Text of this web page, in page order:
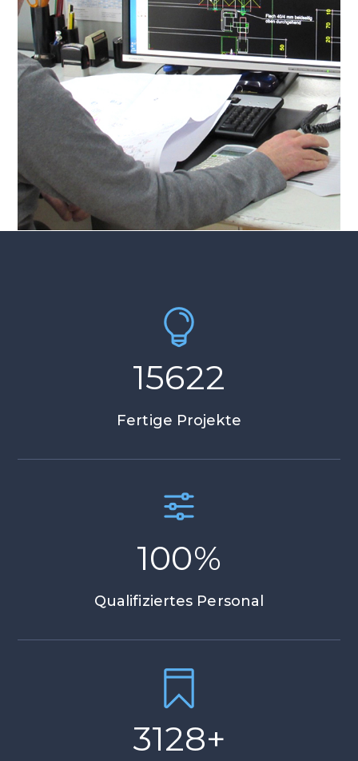
15622
Fertige Projekte
100%
Qualifiziertes Personal
3128+